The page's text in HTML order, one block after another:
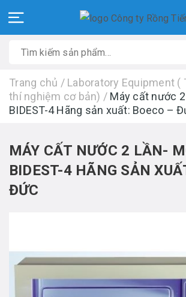
Trang chủ / Laboratory Equipment (
thí nghiệm cơ bản) / Máy cất nước
BIDEST-4 Hãng sản xuất: Boeco –
MÁY CẤT NƯỚC 2 LẦN-
BIDEST-4 HÃNG SẢN
ĐỨC